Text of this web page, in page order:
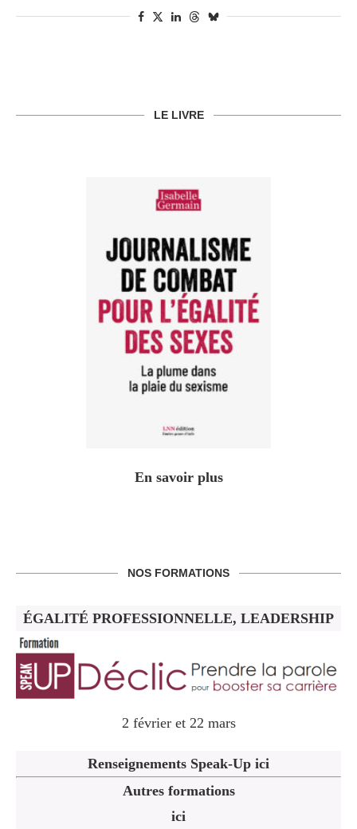
LE LIVRE
En savoir plus
NOS FORMATIONS
ÉGALITÉ PROFESSIONNELLE, LEADERSHIP
2 février et 22 mars
Renseignements Speak-Up ici
Autres formations
ici